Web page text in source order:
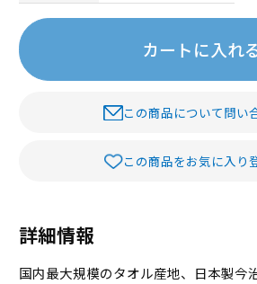
カートに入れ
この商品について問い
この商品をお気に入り
詳細情報
国内最大規模のタオル産地、日本製今